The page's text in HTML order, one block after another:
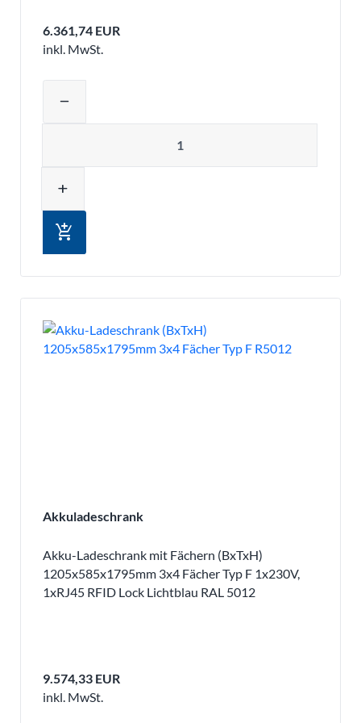
6.361,74 EUR
inkl. MwSt.
remove
add
add_shopping_cart
Akkuladeschrank
Akku-Ladeschrank mit Fächern (BxTxH)
1205x585x1795mm 3x4 Fächer Typ F 1x230V,
1xRJ45 RFID Lock Lichtblau RAL 5012
9.574,33 EUR
inkl. MwSt.